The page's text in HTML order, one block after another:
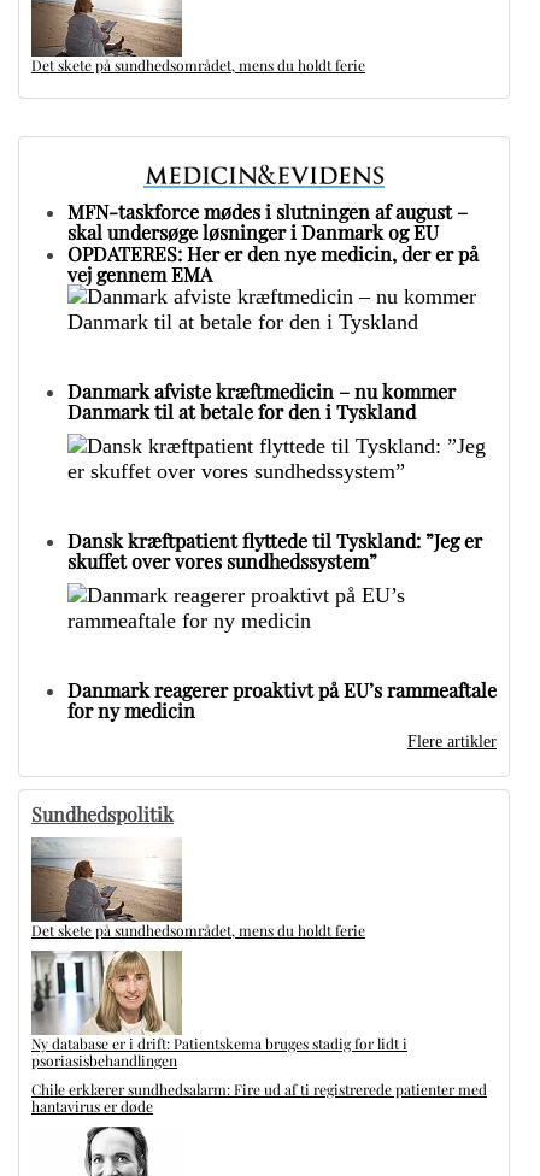
Det skete på sundhedsområdet, mens du holdt ferie
MFN-taskforce mødes i slutningen af august –
skal undersøge løsninger i Danmark og EU
OPDATERES: Her er den nye medicin, der er på
vej gennem EMA
Danmark afviste kræftmedicin – nu kommer
Danmark til at betale for den i Tyskland
Dansk kræftpatient flyttede til Tyskland: ”Jeg er
skuffet over vores sundhedssystem”
Danmark reagerer proaktivt på EU’s rammeaftale
for ny medicin
Flere artikler
Sundhedspolitik
Det skete på sundhedsområdet, mens du holdt ferie
Ny database er i drift: Patientskema bruges stadig for lidt i
psoriasisbehandlingen
Chile erklærer sundhedsalarm: Fire ud af ti registrerede patienter med
hantavirus er døde